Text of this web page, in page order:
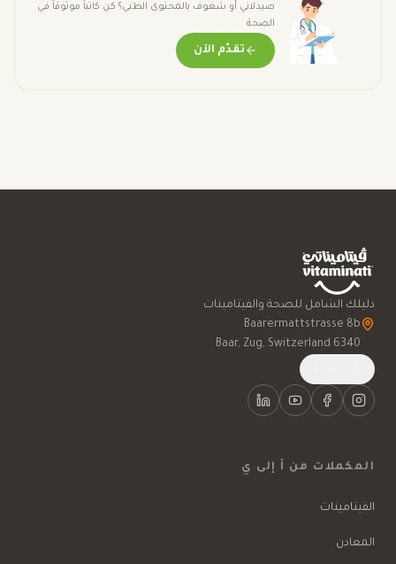
صيدلاني أو شغوف بالمحتوى الطبي؟ كن كاتباً موثوقاً في
الصحة
تقدّم الآن
دليلك الشامل للصحة والفيتامينات
6340 Baar, Zug, Switzerland
المكملات من أ إلى ي
الفيتامينات
المعادن